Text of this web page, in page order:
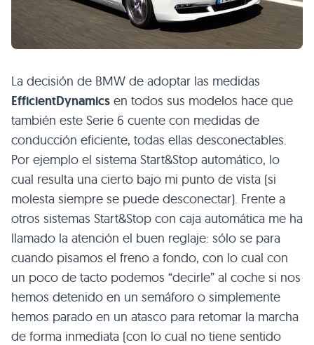
La decisión de BMW de adoptar las medidas
EfficientDynamics en todos sus modelos hace que
también este Serie 6 cuente con medidas de
conducción eficiente, todas ellas desconectables.
Por ejemplo el sistema Start&Stop automático, lo
cual resulta una cierto bajo mi punto de vista (si
molesta siempre se puede desconectar). Frente a
otros sistemas Start&Stop con caja automática me ha
llamado la atención el buen reglaje: sólo se para
cuando pisamos el freno a fondo, con lo cual con
un poco de tacto podemos “decirle” al coche si nos
hemos detenido en un semáforo o simplemente
hemos parado en un atasco para retomar la marcha
de forma inmediata (con lo cual no tiene sentido